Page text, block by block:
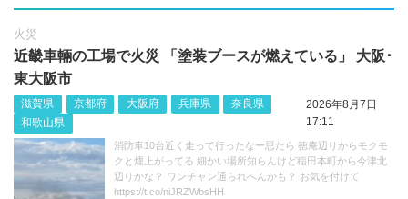
火災
近畿車輛の工場で火災 「塗装ブースが燃えている」 大阪･
東大阪市
滋賀県 京都府 大阪府 兵庫県
奈良県
和歌山県
2026年8月7日
17:11
消防車10台近く走って行ったなー思たら 徳庵辺りからモクモ
クと煙上がってる 細かい場所知らんけど稲田本町から今津北
辺りかな？ ワンチャン通られへんかも？ お気を付けて
https://t.co/niJRZWbsHH